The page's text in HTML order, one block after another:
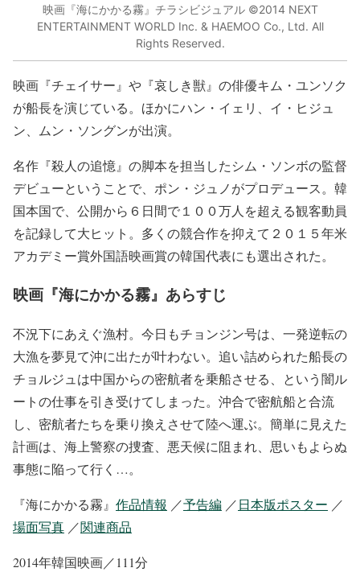
映画『海にかかる霧』チラシビジュアル ©2014 NEXT
ENTERTAINMENT WORLD Inc. & HAEMOO Co., Ltd. All
Rights Reserved.
映画『チェイサー』や『哀しき獣』の俳優キム・ユンソク
が船長を演じている。ほかにハン・イェリ、イ・ヒジュ
ン、ムン・ソングンが出演。
名作『殺人の追憶』の脚本を担当したシム・ソンボの監督
デビューということで、ポン・ジュノがプロデュース。韓
国本国で、公開から６日間で１００万人を超える観客動員
を記録して大ヒット。多くの競合作を抑えて２０１５年米
アカデミー賞外国語映画賞の韓国代表にも選出された。
映画『海にかかる霧』あらすじ
不況下にあえぐ漁村。今日もチョンジン号は、一発逆転の
大漁を夢見て沖に出たが叶わない。追い詰められた船長の
チョルジュは中国からの密航者を乗船させる、という闇ル
ートの仕事を引き受けてしまった。沖合で密航船と合流
し、密航者たちを乗り換えさせて陸へ運ぶ。簡単に見えた
計画は、海上警察の捜査、悪天候に阻まれ、思いもよらぬ
事態に陥って行く…。
『海にかかる霧』 作品情報 ／予告編 ／日本版ポスター ／
場面写真 ／関連商品
2014年韓国映画／111分